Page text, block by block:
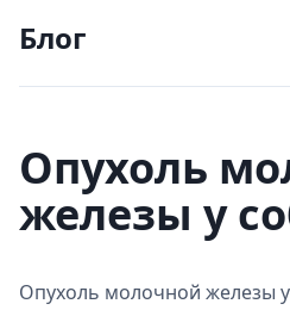
Блог
Опухоль
железы у
Опухоль молочной железы